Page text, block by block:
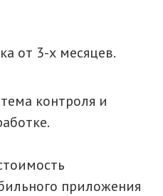
от 3-х месяцев.
контроля и
приложения